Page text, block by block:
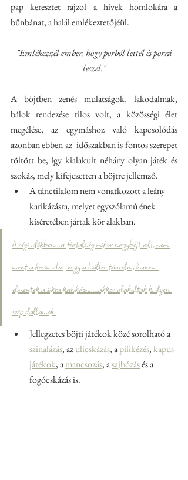
pap keresztet rajzol a hívek homlokára a
bűnbánat, a halál emlékeztetőjéül.
leszel."
A böjtben zenés mulatságok, lakodalmak,
bálok rendezése tilos volt, a közösségi élet
megélése, az egymáshoz való kapcsolódás
azonban ebben az  időszakban is fontos szerepet
töltött be, így kialakult néhány olyan játék és
szokás, mely kifejezetten a böjtre jellemző.
A tánctilalom nem vonatkozott a leány
karikázásra, melyet egyszólamú ének
kíséretében jártak kör alakban.
A régi időkben...a fiatalság mikor nagyböjt volt, nem
ment a kocsmába, vagy a bálba táncolni, hanem
elmentek a síkra karikázni....akkor alakultak ki ilyen
szép dallamok.
Jellegzetes böjti játékok közé sorolható a
szinalázás, az ulicskázás, a pilikézés,kapus
játékok, a mancsozás, a sajbózás és a
fogócskázás is.